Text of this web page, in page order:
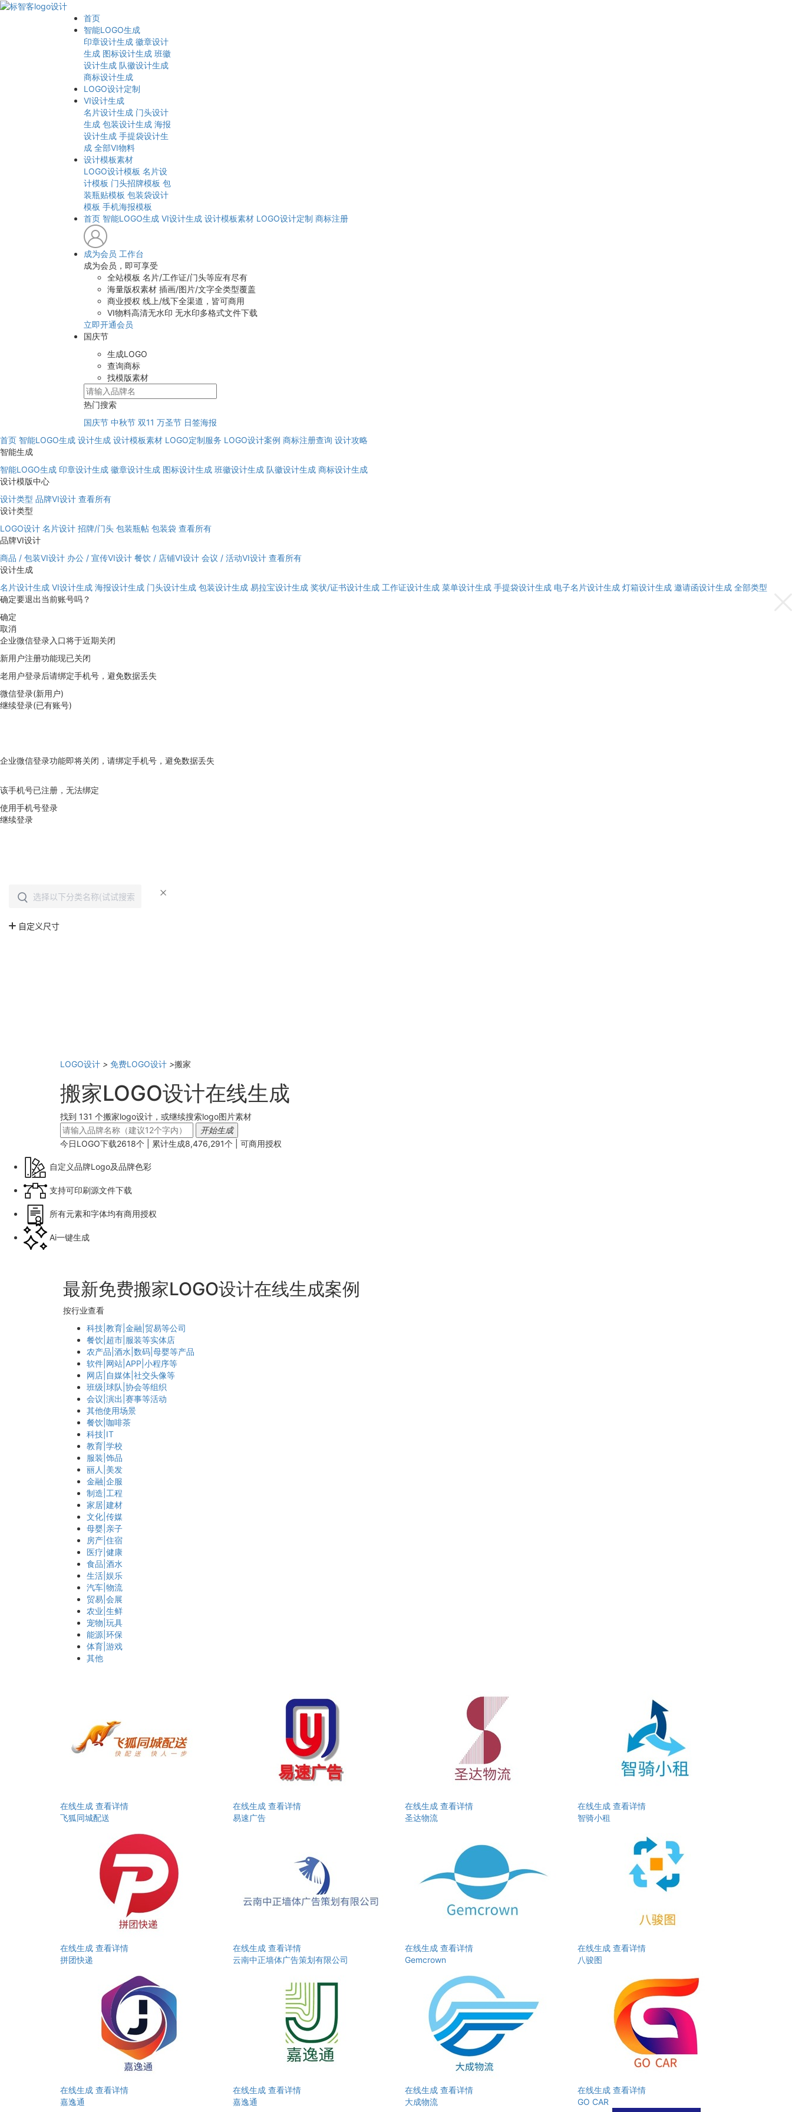
首页
智能LOGO生成
印章设计生成 徽章设计
生成 图标设计生成 班徽
设计生成 队徽设计生成
商标设计生成
LOGO设计定制
VI设计生成
名片设计生成 门头设计
生成 包装设计生成 海报
设计生成 手提袋设计生
成 全部VI物料
设计模板素材
LOGO设计模板 名片设
计模板 门头招牌模板 包
装瓶贴模板 包装袋设计
模板 手机海报模板
首页 智能LOGO生成 VI设计生成 设计模板素材 LOGO设计定制 商标注册
成为会员 工作台
成为会员，即可享受
全站模板 名片/工作证/门头等应有尽有
海量版权素材 插画/图片/文字全类型覆盖
商业授权 线上/线下全渠道，皆可商用
VI物料高清无水印 无水印多格式文件下载
立即开通会员
国庆节
生成LOGO
查询商标
找模版素材
热门搜索
国庆节 中秋节 双11 万圣节 日签海报
首页 智能LOGO生成 设计生成 设计模板素材 LOGO定制服务 LOGO设计案例 商标注册查询 设计攻略
智能生成
智能LOGO生成 印章设计生成 徽章设计生成 图标设计生成 班徽设计生成 队徽设计生成 商标设计生成
设计模版中心
设计类型 品牌VI设计 查看所有
设计类型
LOGO设计 名片设计 招牌/门头 包装瓶帖 包装袋 查看所有
品牌VI设计
商品 / 包装VI设计 办公 / 宣传VI设计 餐饮 / 店铺VI设计 会议 / 活动VI设计 查看所有
设计生成
名片设计生成 VI设计生成 海报设计生成 门头设计生成 包装设计生成 易拉宝设计生成 奖状/证书设计生成 工作证设计生成 菜单设计生成 手提袋设计生成 电子名片设计生成 灯箱设计生成 邀请函设计生成 全部类型
确定要退出当前账号吗？
确定
取消
企业微信登录入口将于近期关闭
新用户注册功能现已关闭
老用户登录后请绑定手机号，避免数据丢失
微信登录(新用户)
继续登录(已有账号)
企业微信登录功能即将关闭，请绑定手机号，避免数据丢失
该手机号已注册，无法绑定
使用手机号登录
继续登录
LOGO设计 > 免费LOGO设计 >搬家
搬家LOGO设计在线生成
找到 131 个搬家logo设计，或继续搜索logo图片素材
开始生成
今日LOGO下载2618个 | 累计生成8,476,291个 | 可商用授权
自定义品牌Logo及品牌色彩
支持可印刷源文件下载
所有元素和字体均有商用授权
Ai一键生成
最新免费搬家LOGO设计在线生成案例
按行业查看
科技|教育|金融|贸易等公司
餐饮|超市|服装等实体店
农产品|酒水|数码|母婴等产品
软件|网站|APP|小程序等
网店|自媒体|社交头像等
班级|球队|协会等组织
会议|演出|赛事等活动
其他使用场景
餐饮|咖啡茶
科技|IT
教育|学校
服装|饰品
丽人|美发
金融|企服
制造|工程
家居|建材
文化|传媒
母婴|亲子
房产|住宿
医疗|健康
食品|酒水
生活|娱乐
汽车|物流
贸易|会展
农业|生鲜
宠物|玩具
能源|环保
体育|游戏
其他
在线生成 查看详情
飞狐同城配送
在线生成 查看详情
易速广告
在线生成 查看详情
圣达物流
在线生成 查看详情
智骑小租
在线生成 查看详情
拼团快递
在线生成 查看详情
云南中正墙体广告策划有限公司
在线生成 查看详情
Gemcrown
在线生成 查看详情
八骏图
在线生成 查看详情
嘉逸通
在线生成 查看详情
嘉逸通
在线生成 查看详情
大成物流
在线生成 查看详情
GO CAR